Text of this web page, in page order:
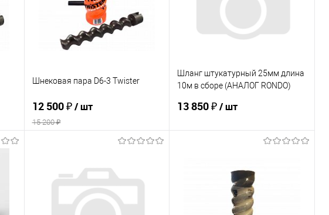
Шнековая пара D6-3 Twister
12 500 ₽/ шт
15 200 ₽
Купить в 1 клик
К сравнению
В избранное
В наличии
Шланг штукатурный 25мм длина
10м в сборе (АНАЛОГ RONDO)
13 850 ₽/ шт
Купить в 1 клик
В избранное